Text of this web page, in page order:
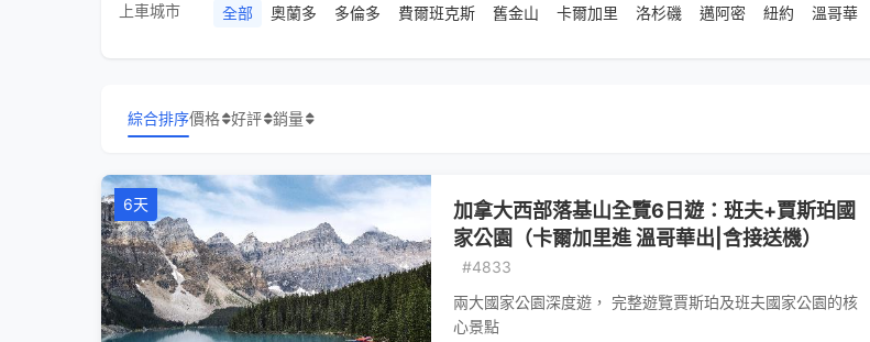
上車城市 全部 奧蘭多 多倫多 費爾班克斯 舊金山 卡爾加里 洛杉磯 邁阿密 紐約 溫哥華
綜合排序價格 好評 銷量
6天
加拿大西部落基山全覽6日遊：班夫+賈斯珀國
家公園（卡爾加里進 溫哥華出|含接送機）
#4833
兩大國家公園深度遊， 完整遊覽賈斯珀及班夫國家公園的核
心景點